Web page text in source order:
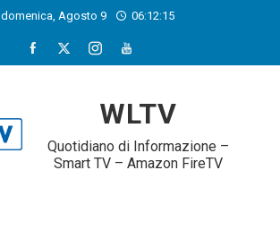
domenica, Agosto 9 06:12:16
WLTV
Quotidiano di Informazione –
Smart TV – Amazon FireTV